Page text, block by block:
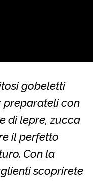
gobeletti
preparateli con
di lepre, zucca
il perfetto
Con la
scoprirete